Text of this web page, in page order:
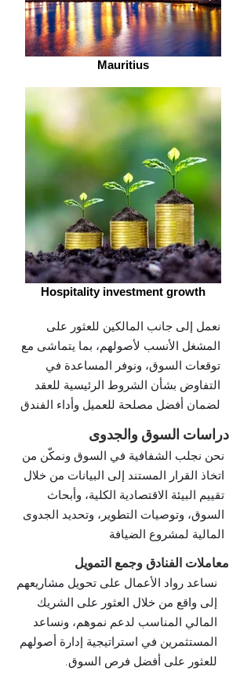
Mauritius
Hospitality investment growth
نعمل إلى جانب المالكين للعثور على
المشغل الأنسب لأصولهم، بما يتماشى مع
توقعات السوق، ونوفر المساعدة في
التفاوض بشأن الشروط الرئيسية للعقد
لضمان أفضل مصلحة للعميل وأداء الفندق
دراسات السوق والجدوى
نحن نجلب الشفافية في السوق ونمكّن من
اتخاذ القرار المستند إلى البيانات من خلال
تقييم البيئة الاقتصادية الكلية، وأبحاث
السوق، وتوصيات التطوير، وتحديد الجدوى
المالية لمشروع الضيافة
معاملات الفنادق وجمع التمويل
نساعد رواد الأعمال على تحويل مشاريعهم
إلى واقع من خلال العثور على الشريك
المالي المناسب لدعم نموهم، ونساعد
المستثمرين في استراتيجية إدارة أصولهم
للعثور على أفضل فرص السوق.